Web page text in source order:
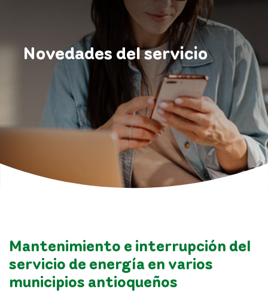
Novedades del servicio
Mantenimiento e interrupción del
servicio de energía en varios
municipios antioqueños